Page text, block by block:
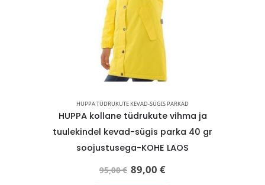
HUPPA TÜDRUKUTE KEVAD-SÜGIS PARKAD
HUPPA kollane tüdrukute vihma ja
tuulekindel kevad-sügis parka 40 gr
soojustusega-KOHE LAOS
95,00€ 89,00€